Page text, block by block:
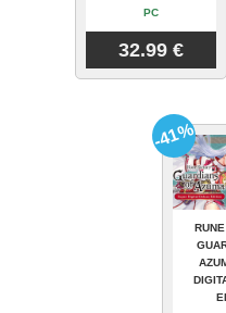
PC
32.99 €
-41%